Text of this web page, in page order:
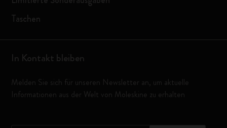
Taschen
In Kontakt bleiben
Melden Sie sich für unseren Newsletter an, um aktuelle
Informationen aus der Welt von Moleskine zu erhalten